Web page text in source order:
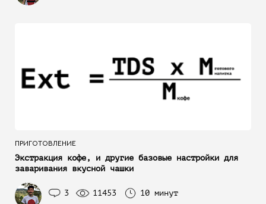
ПРИГОТОВЛЕНИЕ
Экстракция кофе, и другие базовые настройки для
заваривания вкусной чашки
3 11453 10 минут